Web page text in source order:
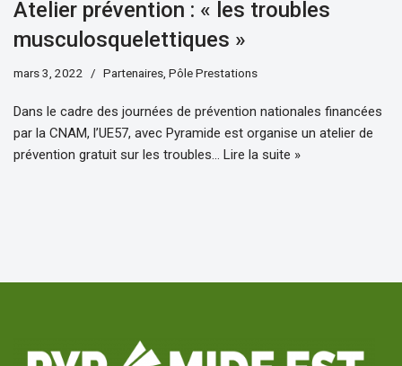
Atelier prévention : « les troubles
musculosquelettiques »
mars 3, 2022 Partenaires, Pôle Prestations
Dans le cadre des journées de prévention nationales financées
par la CNAM, l’UE57, avec Pyramide est organise un atelier de
prévention gratuit sur les troubles… Lire la suite »